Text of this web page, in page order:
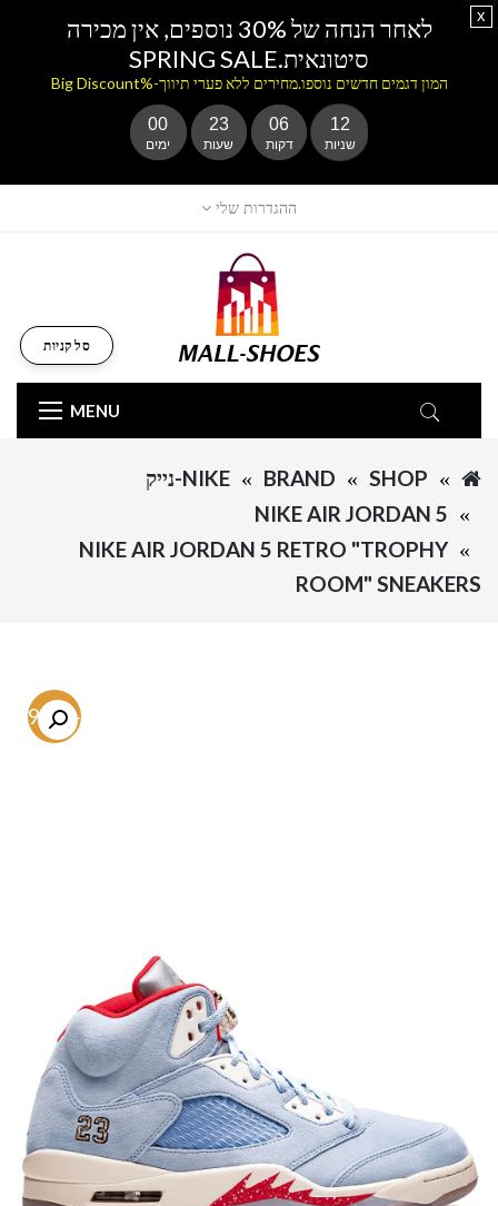
ההגדרות שלי
MENU
סל קניות
SHOP
BRAND
NIKE-נייק
NIKE AIR JORDAN 5
NIKE AIR JORDAN 5 RETRO "TROPHY
ROOM" SNEAKERS
-59.3%
לאחר הנחה של 30% נוספים, אין מכירה
סיטונאית.SPRING SALE
המון דגמים חדשים נוספו.מחירים ללא פערי תיווך-%Big Discount
00
ימים
23
שעות
06
דקות
12
שניות
x